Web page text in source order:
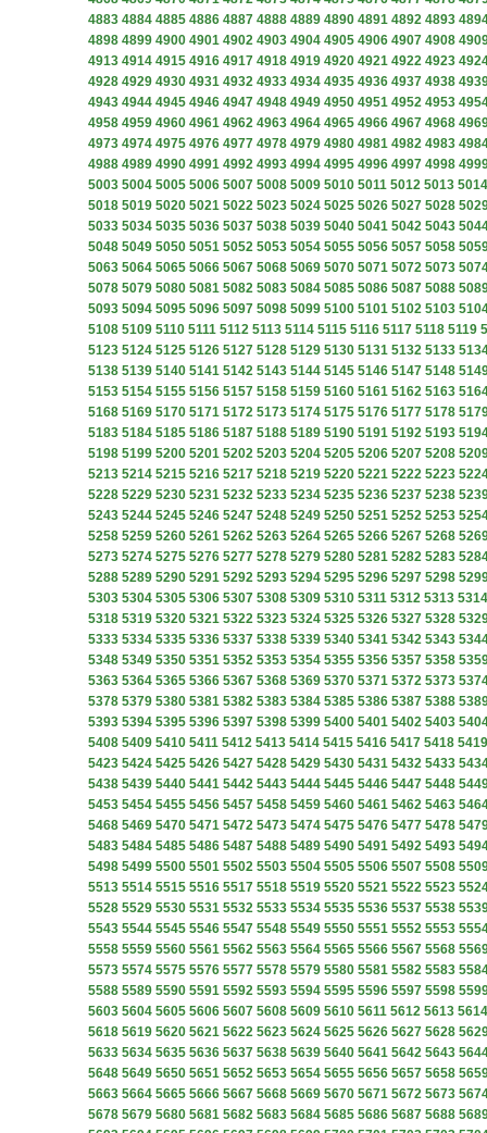
4883 4884 4885 4886 4887 4888 4889 4890 4891 4892 4893
4898 4899 4900 4901 4902 4903 4904 4905 4906 4907 4908
4913 4914 4915 4916 4917 4918 4919 4920 4921 4922 4923
4928 4929 4930 4931 4932 4933 4934 4935 4936 4937 4938
4943 4944 4945 4946 4947 4948 4949 4950 4951 4952 4953
4958 4959 4960 4961 4962 4963 4964 4965 4966 4967 4968
4973 4974 4975 4976 4977 4978 4979 4980 4981 4982 4983
4988 4989 4990 4991 4992 4993 4994 4995 4996 4997 4998
5003 5004 5005 5006 5007 5008 5009 5010 5011 5012 5013 5014
5018 5019 5020 5021 5022 5023 5024 5025 5026 5027 5028
5033 5034 5035 5036 5037 5038 5039 5040 5041 5042 5043
5048 5049 5050 5051 5052 5053 5054 5055 5056 5057 5058
5063 5064 5065 5066 5067 5068 5069 5070 5071 5072 5073
5078 5079 5080 5081 5082 5083 5084 5085 5086 5087 5088
5093 5094 5095 5096 5097 5098 5099 5100 5101 5102 5103
5108 5109 5110 5111 5112 5113 5114 5115 5116 5117 5118 5119
5123 5124 5125 5126 5127 5128 5129 5130 5131 5132 5133
5138 5139 5140 5141 5142 5143 5144 5145 5146 5147 5148
5153 5154 5155 5156 5157 5158 5159 5160 5161 5162 5163
5168 5169 5170 5171 5172 5173 5174 5175 5176 5177 5178
5183 5184 5185 5186 5187 5188 5189 5190 5191 5192 5193
5198 5199 5200 5201 5202 5203 5204 5205 5206 5207 5208
5213 5214 5215 5216 5217 5218 5219 5220 5221 5222 5223
5228 5229 5230 5231 5232 5233 5234 5235 5236 5237 5238
5243 5244 5245 5246 5247 5248 5249 5250 5251 5252 5253
5258 5259 5260 5261 5262 5263 5264 5265 5266 5267 5268
5273 5274 5275 5276 5277 5278 5279 5280 5281 5282 5283
5288 5289 5290 5291 5292 5293 5294 5295 5296 5297 5298
5303 5304 5305 5306 5307 5308 5309 5310 5311 5312 5313 5314
5318 5319 5320 5321 5322 5323 5324 5325 5326 5327 5328
5333 5334 5335 5336 5337 5338 5339 5340 5341 5342 5343
5348 5349 5350 5351 5352 5353 5354 5355 5356 5357 5358
5363 5364 5365 5366 5367 5368 5369 5370 5371 5372 5373
5378 5379 5380 5381 5382 5383 5384 5385 5386 5387 5388
5393 5394 5395 5396 5397 5398 5399 5400 5401 5402 5403
5408 5409 5410 5411 5412 5413 5414 5415 5416 5417 5418 5419
5423 5424 5425 5426 5427 5428 5429 5430 5431 5432 5433
5438 5439 5440 5441 5442 5443 5444 5445 5446 5447 5448
5453 5454 5455 5456 5457 5458 5459 5460 5461 5462 5463
5468 5469 5470 5471 5472 5473 5474 5475 5476 5477 5478
5483 5484 5485 5486 5487 5488 5489 5490 5491 5492 5493
5498 5499 5500 5501 5502 5503 5504 5505 5506 5507 5508
5513 5514 5515 5516 5517 5518 5519 5520 5521 5522 5523
5528 5529 5530 5531 5532 5533 5534 5535 5536 5537 5538
5543 5544 5545 5546 5547 5548 5549 5550 5551 5552 5553
5558 5559 5560 5561 5562 5563 5564 5565 5566 5567 5568
5573 5574 5575 5576 5577 5578 5579 5580 5581 5582 5583
5588 5589 5590 5591 5592 5593 5594 5595 5596 5597 5598
5603 5604 5605 5606 5607 5608 5609 5610 5611 5612 5613 5614
5618 5619 5620 5621 5622 5623 5624 5625 5626 5627 5628
5633 5634 5635 5636 5637 5638 5639 5640 5641 5642 5643
5648 5649 5650 5651 5652 5653 5654 5655 5656 5657 5658
5663 5664 5665 5666 5667 5668 5669 5670 5671 5672 5673
5678 5679 5680 5681 5682 5683 5684 5685 5686 5687 5688